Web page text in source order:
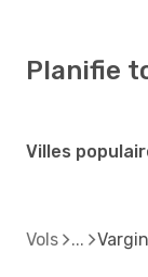
Planifie
Villes
Vols